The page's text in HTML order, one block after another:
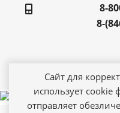
8-
8-
Сайт для
использует cookie
отправляет